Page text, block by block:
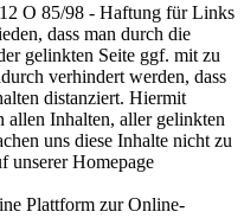
O 85/98 - Haftung für Links
dass man durch die
gelinkten Seite ggf. mit zu
verhindert werden, dass
distanziert. Hiermit
allen Inhalten, aller gelinkten
uns diese Inhalte nicht zu
unserer Homepage
Plattform zur Online-